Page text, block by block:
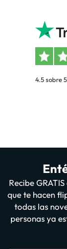
4.5 sobre
Recibe
que te hacen
todas las
personas ya